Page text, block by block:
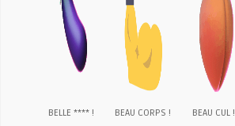
BELLE **** ! BEAU CORPS ! BEAU CUL !